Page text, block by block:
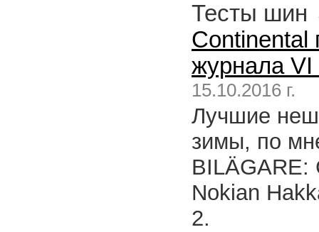
Тесты
Continental
журнала
15.10.2016 г.
Лучшие
зимы, по
BILÄGARE:
Nokian
2.